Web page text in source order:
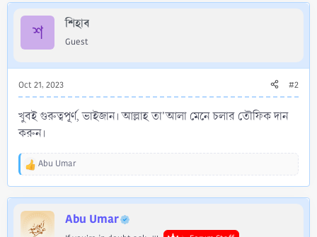
t
i
:
শ শিহাব
Guest
Oct 21, 2023 #2
খুবই গুরুত্বপূর্ণ, ভাইজান। আল্লাহ তা'আলা মেনে চলার তৌফিক দান
করুন।
R
a
t
i
Abu Umar
Abu Umar